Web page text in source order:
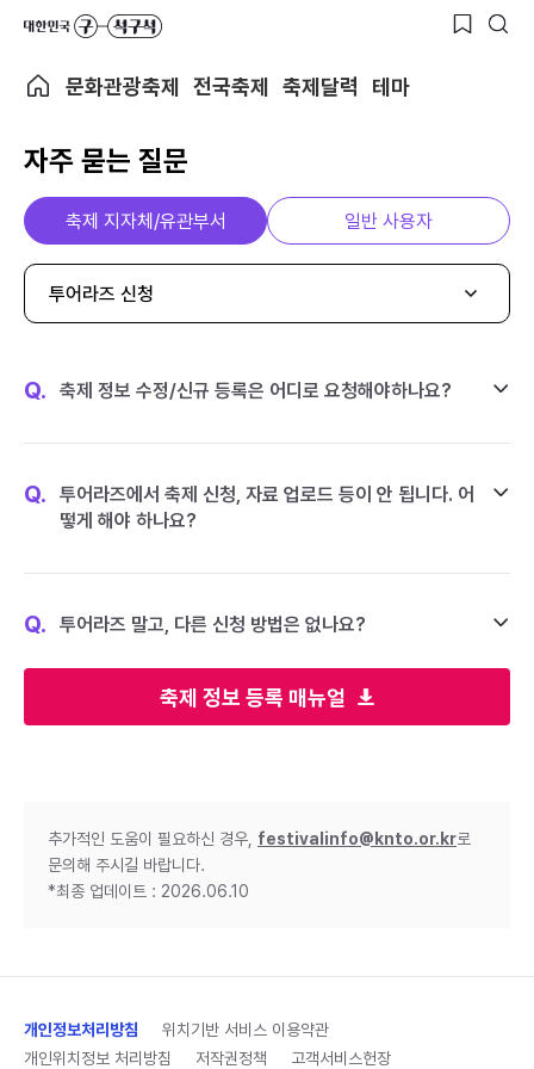
문화관광축제 전국축제 축제달력 테마
자주 묻는 질문
축제 정보 등록 매뉴얼
축제 지자체/유관부서 일반 사용자
투어라즈 신청
Q. 축제 정보 수정/신규 등록은 어디로 요청해야하나요?
Q.
투어라즈에서 축제 신청, 자료 업로드 등이 안 됩니다. 어
떻게 해야 하나요?
Q. 투어라즈 말고, 다른 신청 방법은 없나요?
추가적인 도움이 필요하신 경우, festivalinfo@knto.or.kr로
문의해 주시길 바랍니다.
*최종 업데이트 : 2026.06.10
개인정보처리방침
위치기반 서비스 이용약관
개인위치정보 처리방침
저작권정책 고객서비스헌장